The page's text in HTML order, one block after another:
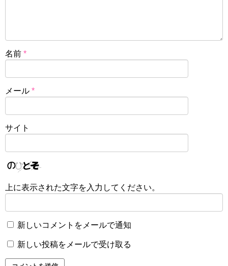
名前 *
メール *
サイト
上に表示された文字を入力してください。
新しいコメントをメールで通知
新しい投稿をメールで受け取る